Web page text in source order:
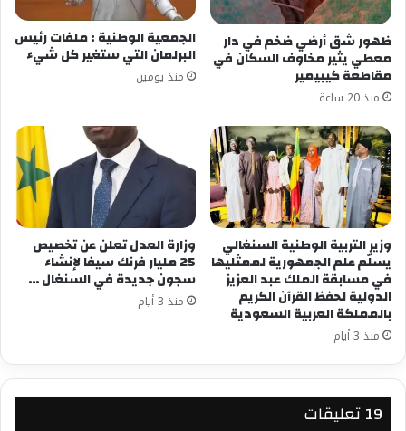
ظهور شق أرضي ضخم في دار
معطي يثير مخاوف السكان في
مقاطعة كيبيمير
منذ 20 ساعة
الجمعية الوطنية : ملفات رئيس
البرلمان التي ستغير كل شيء
منذ يومين
وزير التربية الوطنية السنغالي
يسلّم علم الجمهورية لممثليها
في مسابقة الملك عبد العزيز
الدولية لحفظ القرآن الكريم
بالمملكة العربية السعودية
منذ 3 أيام
وزارة العدل تعلن عن تخصيص
25 مليار فرنك سيفا لإنشاء
سجون جديدة في السنغال …
منذ 3 أيام
‫19 تعليقات